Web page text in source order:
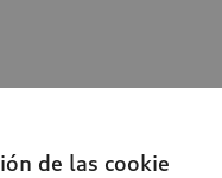
de las cookie